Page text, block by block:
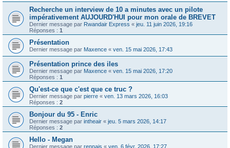
Recherche un interview de 10 a minutes avec un pilote
impérativement AUJOURD'HUI pour mon orale de BREVET
Dernier message par Rwandair Express « jeu. 11 juin 2026, 19:16
Réponses : 1
Présentation
Dernier message par Maxence « ven. 15 mai 2026, 17:43
Présentation prince des iles
Dernier message par Maxence « ven. 15 mai 2026, 17:20
Réponses : 1
Qu'est-ce que c'est que ce truc ?
Dernier message par pierre « ven. 13 mars 2026, 16:03
Réponses : 2
Bonjour du 95 - Enric
Dernier message par intheair « jeu. 5 mars 2026, 14:17
Réponses : 2
Hello - Megan
Dernier message par rennais « ven. 6 févr. 2026, 17:27